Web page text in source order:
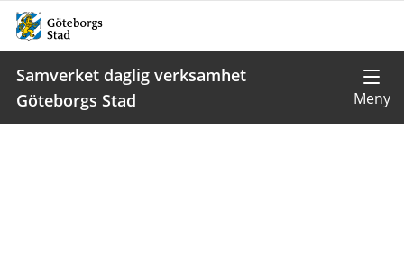
Samverket daglig verksamhet
Göteborgs Stad